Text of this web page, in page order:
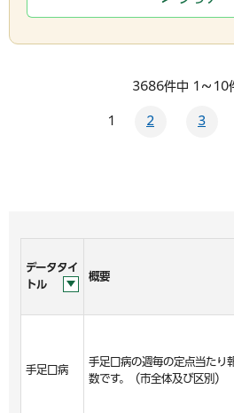
3686件中 1～10
1 2 3
データタイ
トル
概要
手足口病
手足口病の週毎の定点当たり
数です。（市全体及び区別）